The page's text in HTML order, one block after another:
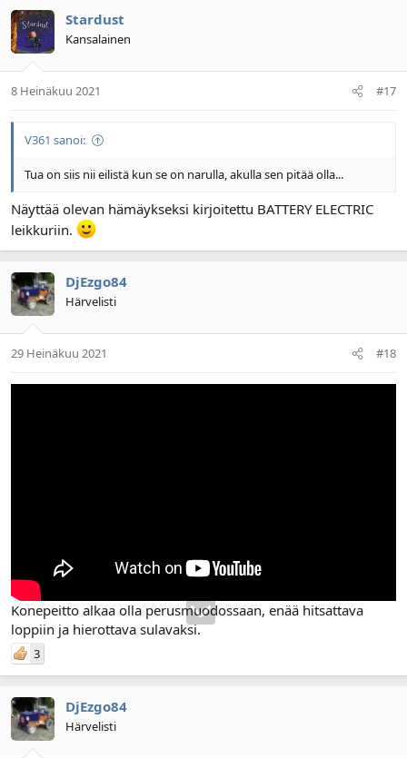
Stardust
Kansalainen
8 Heinäkuu 2021 #17
V361 sanoi:
Tua on siis nii eilistä kun se on narulla, akulla sen pitää olla...
Näyttää olevan hämäykseksi kirjoitettu BATTERY ELECTRIC
leikkuriin.
DjEzgo84
Härvelisti
29 Heinäkuu 2021 #18
Konepeitto alkaa olla perusmuodossaan, enää hitsattava
loppiin ja hierottava sulavaksi.
3
DjEzgo84
Härvelisti